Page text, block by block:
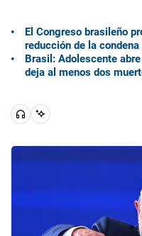
El Congreso brasileño
reducción de la
Brasil: Adolescente
deja al menos dos